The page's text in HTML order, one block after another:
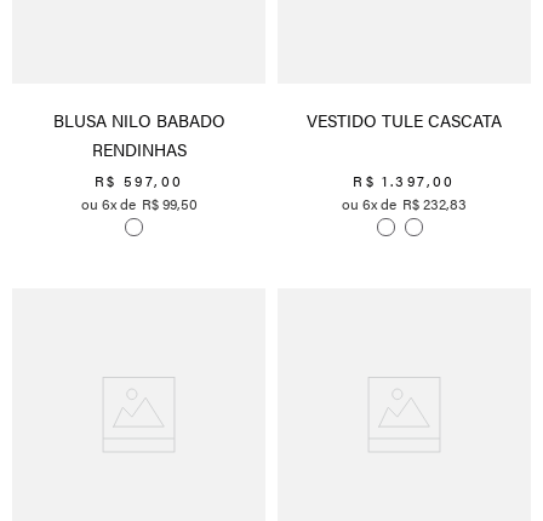
BLUSA NILO BABADO
RENDINHAS
R$ 597, 00
6
R$99,50
VESTIDO TULE CASCATA
R$ 1.397,00
6
R$232,83